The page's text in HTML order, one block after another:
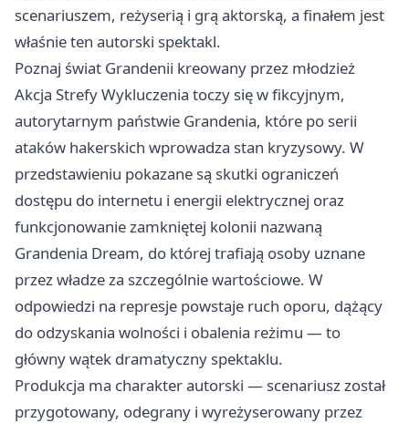
scenariuszem, reżyserią i grą aktorską, a finałem jest
właśnie ten autorski spektakl.
Poznaj świat Grandenii kreowany przez młodzież
Akcja Strefy Wykluczenia toczy się w fikcyjnym,
autorytarnym państwie Grandenia, które po serii
ataków hakerskich wprowadza stan kryzysowy. W
przedstawieniu pokazane są skutki ograniczeń
dostępu do internetu i energii elektrycznej oraz
funkcjonowanie zamkniętej kolonii nazwaną
Grandenia Dream, do której trafiają osoby uznane
przez władze za szczególnie wartościowe. W
odpowiedzi na represje powstaje ruch oporu, dążący
do odzyskania wolności i obalenia reżimu — to
główny wątek dramatyczny spektaklu.
Produkcja ma charakter autorski — scenariusz został
przygotowany, odegrany i wyreżyserowany przez